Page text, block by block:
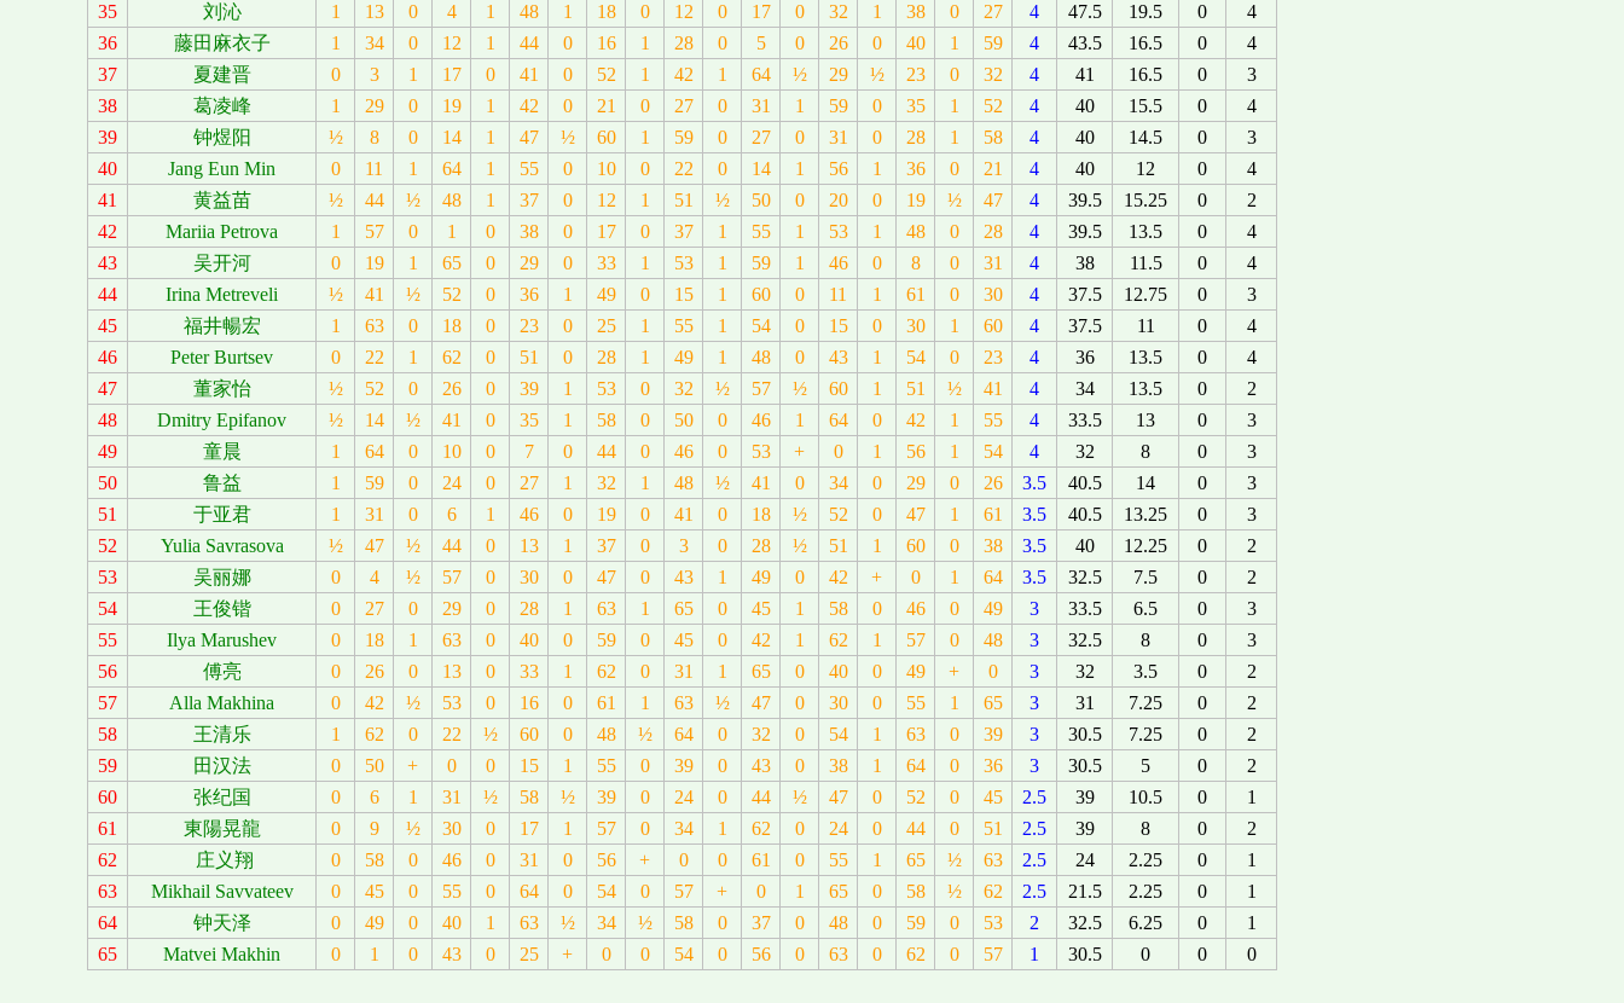
35
刘沁 1 13 0 4 1 48 1 18 0 12 0 17 0 32 1 38 0 27 4 47.5 19.5 0
4
36
藤田麻衣子 1 34 0 12 1 44 0 16 1 28 0 5 0 26 0 40 1 59 4 43.5 16.5 0
4
37
夏建晋 0 3 1 17 0 41 0 52 1 42 1 64 ½ 29 ½ 23 0 32 4 41 16.5 0
3
38
葛凌峰 1 29 0 19 1 42 0 21 0 27 0 31 1 59 0 35 1 52 4 40 15.5 0
4
39
钟煜阳 ½ 8 0 14 1 47 ½ 60 1 59 0 27 0 31 0 28 1 58 4 40 14.5 0
3
40
Jang Eun Min 0 11 1 64 1 55 0 10 0 22 0 14 1 56 1 36 0 21 4 40 12 0
4
41
黄益苗 ½ 44 ½ 48 1 37 0 12 1 51 ½ 50 0 20 0 19 ½ 47 4 39.5 15.25 0
2
42
Mariia Petrova 1 57 0 1 0 38 0 17 0 37 1 55 1 53 1 48 0 28 4 39.5 13.5 0
4
43
吴开河 0 19 1 65 0 29 0 33 1 53 1 59 1 46 0 8 0 31 4 38 11.5 0
4
44
Irina Metreveli ½ 41 ½ 52 0 36 1 49 0 15 1 60 0 11 1 61 0 30 4 37.5 12.75 0
3
45
福井暢宏 1 63 0 18 0 23 0 25 1 55 1 54 0 15 0 30 1 60 4 37.5 11 0
4
46
Peter Burtsev 0 22 1 62 0 51 0 28 1 49 1 48 0 43 1 54 0 23 4 36 13.5 0
4
47
董家怡 ½ 52 0 26 0 39 1 53 0 32 ½ 57 ½ 60 1 51 ½ 41 4 34 13.5 0
2
48
Dmitry Epifanov ½ 14 ½ 41 0 35 1 58 0 50 0 46 1 64 0 42 1 55 4 33.5 13 0
3
49
童晨 1 64 0 10 0 7 0 44 0 46 0 53 + 0 1 56 1 54 4 32 8 0
3
50
鲁益 1 59 0 24 0 27 1 32 1 48 ½ 41 0 34 0 29 0 26 3.5 40.5 14 0
3
51
于亚君 1 31 0 6 1 46 0 19 0 41 0 18 ½ 52 0 47 1 61 3.5 40.5 13.25 0
3
52
Yulia Savrasova ½ 47 ½ 44 0 13 1 37 0 3 0 28 ½ 51 1 60 0 38 3.5 40 12.25 0
2
53
吴丽娜 0 4 ½ 57 0 30 0 47 0 43 1 49 0 42 + 0 1 64 3.5 32.5 7.5 0
2
54
王俊锴 0 27 0 29 0 28 1 63 1 65 0 45 1 58 0 46 0 49 3 33.5 6.5 0
3
55
Ilya Marushev 0 18 1 63 0 40 0 59 0 45 0 42 1 62 1 57 0 48 3 32.5 8 0
3
56
傅亮 0 26 0 13 0 33 1 62 0 31 1 65 0 40 0 49 + 0 3 32 3.5 0
2
57
Alla Makhina 0 42 ½ 53 0 16 0 61 1 63 ½ 47 0 30 0 55 1 65 3 31 7.25 0
2
58
王清乐 1 62 0 22 ½ 60 0 48 ½ 64 0 32 0 54 1 63 0 39 3 30.5 7.25 0
2
59
田汉法 0 50 + 0 0 15 1 55 0 39 0 43 0 38 1 64 0 36 3 30.5 5 0
2
60
张纪国 0 6 1 31 ½ 58 ½ 39 0 24 0 44 ½ 47 0 52 0 45 2.5 39 10.5 0
1
61
東陽晃龍 0 9 ½ 30 0 17 1 57 0 34 1 62 0 24 0 44 0 51 2.5 39 8 0
2
62
庄义翔 0 58 0 46 0 31 0 56 + 0 0 61 0 55 1 65 ½ 63 2.5 24 2.25 0
1
63
Mikhail Savvateev 0 45 0 55 0 64 0 54 0 57 + 0 1 65 0 58 ½ 62 2.5 21.5 2.25 0
1
64
钟天泽 0 49 0 40 1 63 ½ 34 ½ 58 0 37 0 48 0 59 0 53 2 32.5 6.25 0
1
65
Matvei Makhin 0 1 0 43 0 25 + 0 0 54 0 56 0 63 0 62 0 57 1 30.5 0 0 0